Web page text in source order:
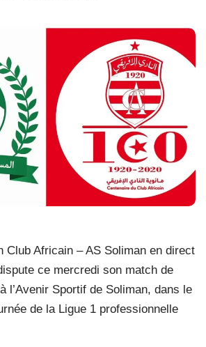
Club Africain – AS Soliman en direct
ce mercredi son match de
l’Avenir Sportif de Soliman, dans le
de la Ligue 1 professionnelle